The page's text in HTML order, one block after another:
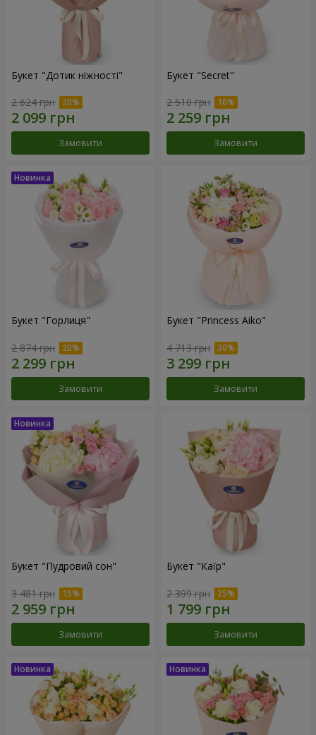
Букет "Дотик ніжності"
2 624 грн
Замовити
Букет "Secret"
2 510 грн
Замовити
Букет "Горлиця"
2 874 грн
Замовити
Букет "Princess Aiko"
4 713 грн
Замовити
Букет "Пудровий сон"
3 481 грн
Замовити
Букет "Каїр"
2 399 грн
Замовити